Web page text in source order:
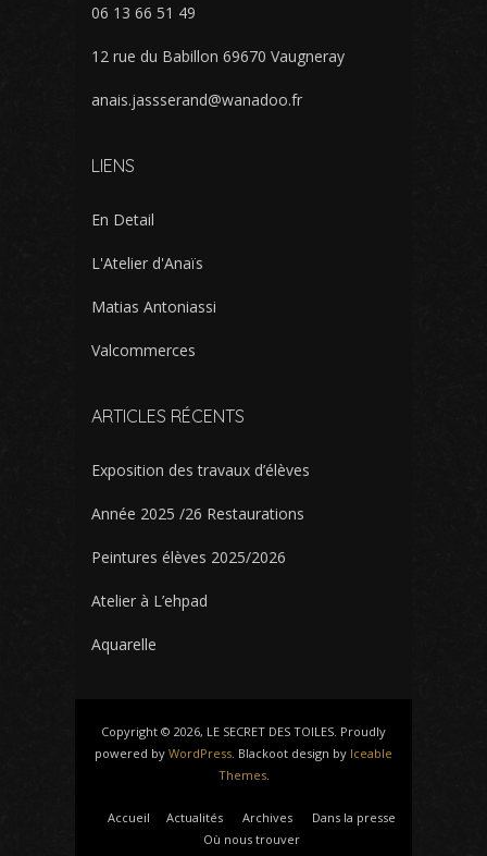
06 13 66 51 49
12 rue du Babillon 69670 Vaugneray
anais.jassserand@wanadoo.fr
LIENS
En Detail
L'Atelier d'Anaïs
Matias Antoniassi
Valcommerces
ARTICLES RÉCENTS
Exposition des travaux d’élèves
Année 2025 /26 Restaurations
Peintures élèves 2025/2026
Atelier à L’ehpad
Aquarelle
Copyright © 2026, LE SECRET DES TOILES. Proudly
powered by WordPress . Blackoot design by Iceable
Themes.
Accueil Actualités Archives
Dans la presse
Où nous trouver